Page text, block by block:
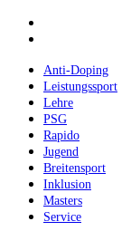
Skip
contentAnti-Doping
Leistungssport
Lehre
PSG
Rapido
Jugend
Breitensport
Inklusion
Masters
Service